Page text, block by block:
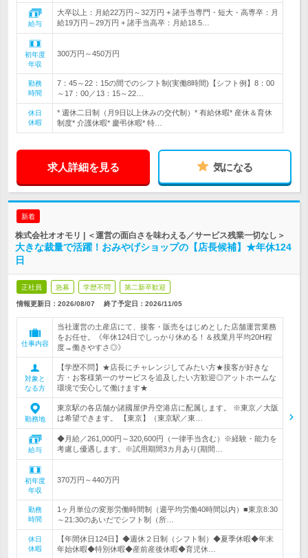
給与
大卒以上：月給22万円～32万円 + 諸手当専門・短大・高専卒：月
給19万円～29万円 + 諸手当高卒：月給18.5…
初年度
年収
300万円～450万円
勤務
時間
7：45～22：15の間でのシフト制(実働8時間)【シフト例】8：00
～17：00／13：15～22…
休日
休暇
* 週休二日制（月9日以上休みの交代制）* 有給休暇* 産休＆育休
制度* 介護休暇* 慶弔休暇* 特…
求人詳細を見る 気になる
新着
株式会社オオモリ | ＜運営の面白さを味わえる／サービス残業一切なし＞
大きな裁量で活躍！おみやげショップの【店長候補】★年休124
日
正社員 急募 学歴不問 第二新卒歓迎
情報更新日：2026/08/07 終了予定日： 2026/11/05
仕事内容
当社運営の土産店にて、接客・販売をはじめとした店舗運営業務
をお任せ。《年休124日でしっかり休める！＆残業月平均20H程
度→働きやすさ◎》
対象と
なる方
【学歴不問】★店長にチャレンジしてみたい方★接客が好きな
方・お客様第一のサービスを追及したい方歓迎◎アットホームな
環境で安心して働けます★
勤務地
東京駅の各店舗か諸國屋伊丹空港店に配属します。 ※東京／大阪
は希望できます。 【東京】（東京駅／東…
給与
◆月給／261,000円～320,600円（一律手当含む）※経験・能力を
考慮し優遇します。※試用期間3カ月あり(期間…
初年度
年収
370万円～440万円
勤務
時間
1ヶ月単位の変形労働時間制（週平均労働40時間以内）■東京8:30
～21:30のあいだでシフト制（所…
休日
休暇
【年間休日124日】◆週休２日制（シフト制）◆夏季休暇◆年末
年始休暇◆特別休暇◆産前産後休暇◆育児休…